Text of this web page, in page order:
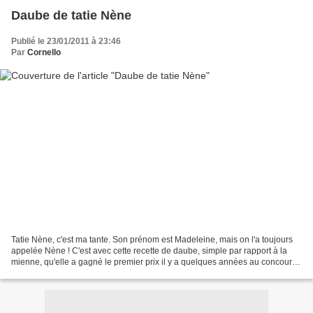
Daube de tatie Nène
Publié le 23/01/2011 à 23:46
Par Cornello
Tatie Nène, c'est ma tante. Son prénom est Madeleine, mais on l'a toujours
appelée Nène ! C'est avec cette recette de daube, simple par rapport à la
mienne, qu'elle a gagné le premier prix il y a quelques années au concours